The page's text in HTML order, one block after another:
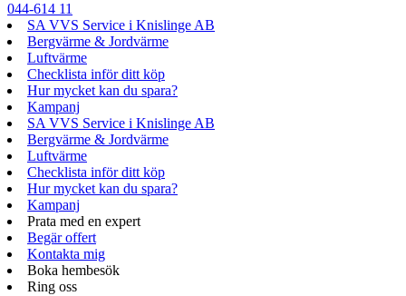
044-614 11
SA VVS Service i Knislinge AB
Bergvärme & Jordvärme
Luftvärme
Checklista inför ditt köp
Hur mycket kan du spara?
Kampanj
SA VVS Service i Knislinge AB
Bergvärme & Jordvärme
Luftvärme
Checklista inför ditt köp
Hur mycket kan du spara?
Kampanj
Prata med en expert
Begär offert
Kontakta mig
Boka hembesök
Ring oss